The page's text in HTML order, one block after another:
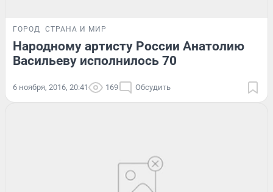
ГОРОД СТРАНА И МИР
Народному артисту России Анатолию
Васильеву исполнилось 70
6 ноября, 2016, 20:41 169 Обсудить